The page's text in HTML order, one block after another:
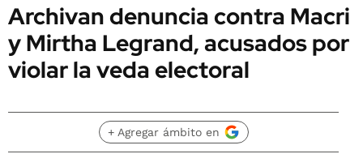
Archivan denuncia contra Macri
y Mirtha Legrand, acusados por
violar la veda electoral
+ Agregar ámbito en